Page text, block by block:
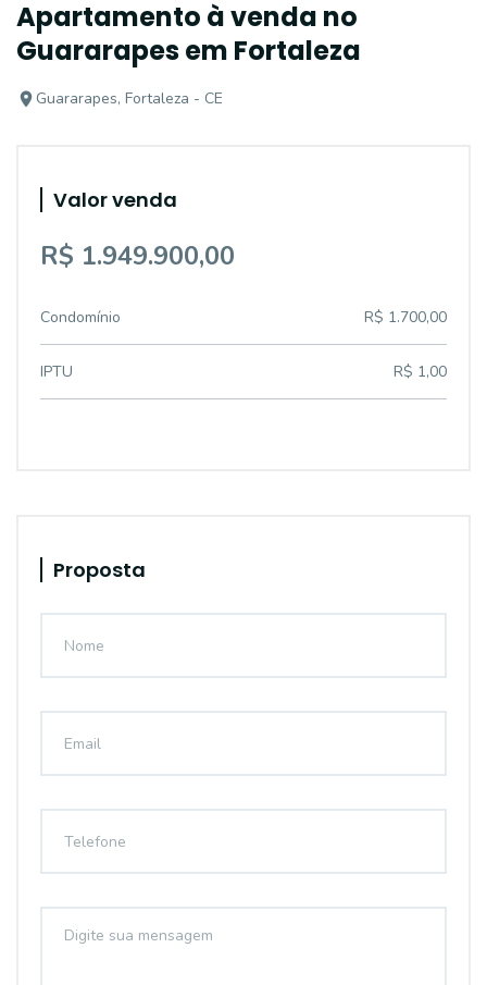
Apartamento à venda no
Guararapes em Fortaleza
Guararapes, Fortaleza - CE
Valor venda
R$ 1.949.900,00
Condomínio R$ 1.700,00
IPTU R$ 1,00
Proposta